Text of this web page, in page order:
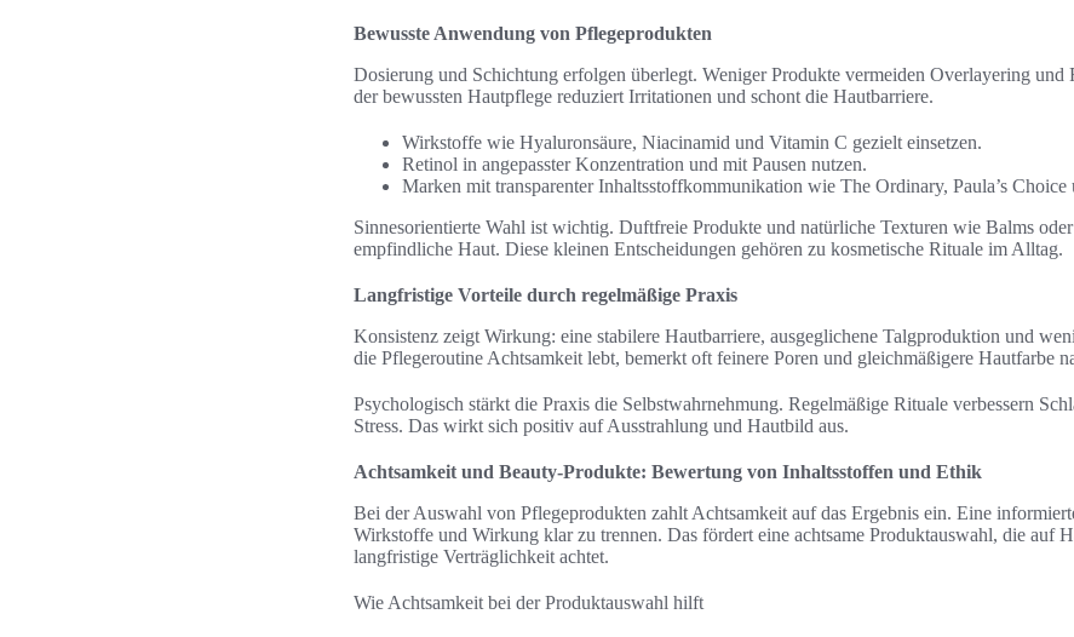
Bewusste Anwendung von Pflegeprodukten
Dosierung und Schichtung erfolgen überlegt. Weniger Produkte vermeiden Overlayering und
der bewussten Hautpflege reduziert Irritationen und schont die Hautbarriere.
Wirkstoffe wie Hyaluronsäure, Niacinamid und Vitamin C gezielt einsetzen.
Retinol in angepasster Konzentration und mit Pausen nutzen.
Marken mit transparenter Inhaltsstoffkommunikation wie The Ordinary, Paula’s
Sinnesorientierte Wahl ist wichtig. Duftfreie Produkte und natürliche Texturen wie Balms
empfindliche Haut. Diese kleinen Entscheidungen gehören zu kosmetische Rituale im Alltag.
Langfristige Vorteile durch regelmäßige Praxis
Konsistenz zeigt Wirkung: eine stabilere Hautbarriere, ausgeglichene Talgproduktion und
die Pflegeroutine Achtsamkeit lebt, bemerkt oft feinere Poren und gleichmäßigere Hautfarbe
Psychologisch stärkt die Praxis die Selbstwahrnehmung. Regelmäßige Rituale verbessern
Stress. Das wirkt sich positiv auf Ausstrahlung und Hautbild aus.
Achtsamkeit und Beauty-Produkte: Bewertung von Inhaltsstoffen und Ethik
Bei der Auswahl von Pflegeprodukten zahlt Achtsamkeit auf das Ergebnis ein. Eine
Wirkstoffe und Wirkung klar zu trennen. Das fördert eine achtsame Produktauswahl, die auf
langfristige Verträglichkeit achtet.
Wie Achtsamkeit bei der Produktauswahl hilft